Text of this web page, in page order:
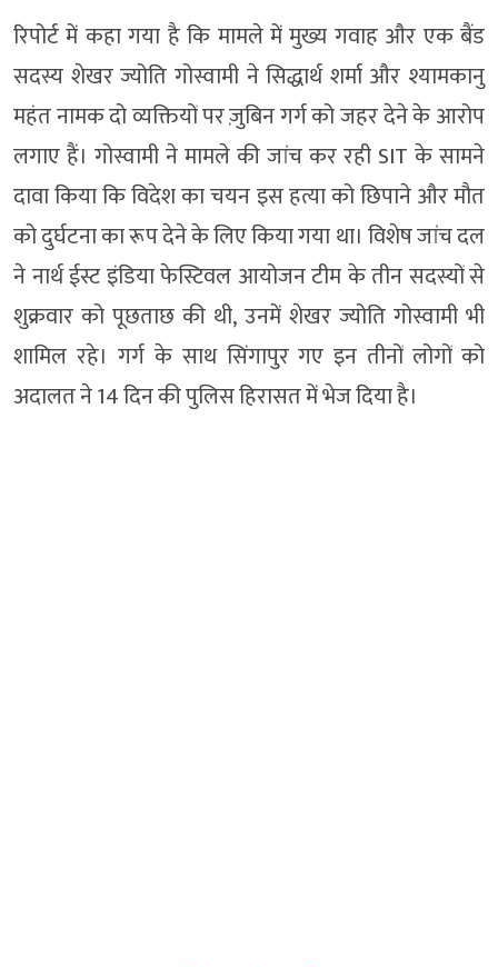
रिपोर्ट में कहा गया है कि मामले में मुख्य गवाह और एक बैंड
सदस्य शेखर ज्योति गोस्वामी ने सिद्धार्थ शर्मा और श्यामकानु
महंत नामक दो व्यक्तियों पर ज़ुबिन गर्ग को जहर देने के आरोप
लगाए हैं। गोस्वामी ने मामले की जांच कर रही SIT के सामने
दावा किया कि विदेश का चयन इस हत्या को छिपाने और मौत
को दुर्घटना का रूप देने के लिए किया गया था। विशेष जांच दल
ने नार्थ ईस्ट इंडिया फेस्टिवल आयोजन टीम के तीन सदस्यों से
शुक्रवार को पूछताछ की थी, उनमें शेखर ज्योति गोस्वामी भी
शामिल रहे। गर्ग के साथ सिंगापुर गए इन तीनों लोगों को
अदालत ने 14 दिन की पुलिस हिरासत में भेज दिया है।